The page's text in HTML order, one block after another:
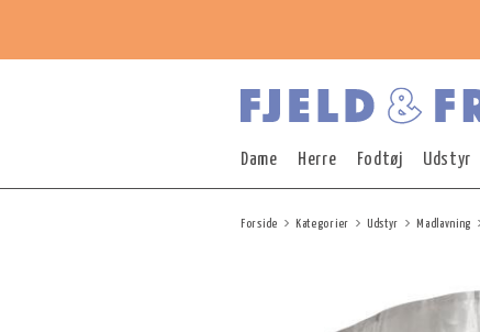
Dame Herre Fodtøj Udstyr
Forside Kategorier Udstyr Madlavning